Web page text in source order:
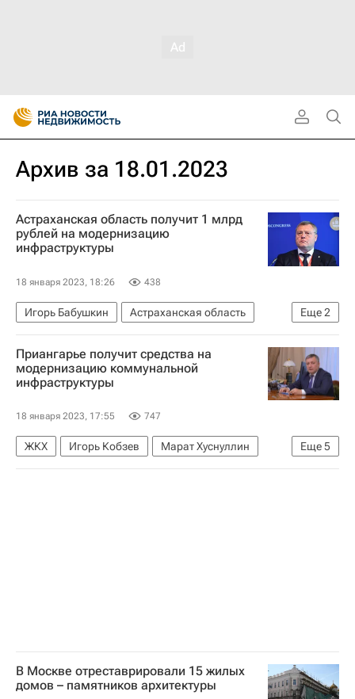
Архив за 18.01.2023
Астраханская область получит 1 млрд
рублей на модернизацию
инфраструктуры
18 января 2023, 18:26 438
Еще2
Игорь Бабушкин
Астраханская область
ЖКХ
Инфраструктура
Приангарье получит средства на
модернизацию коммунальной
инфраструктуры
18 января 2023, 17:55 747
Еще5
ЖКХ Игорь Кобзев
Марат Хуснуллин
Владимир Путин
Иркутск
Россия
В Москве отреставрировали 15 жилых
домов – памятников архитектуры